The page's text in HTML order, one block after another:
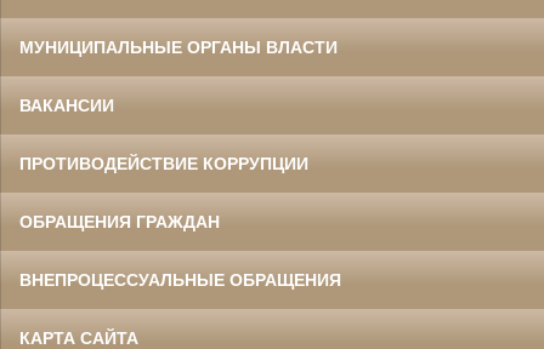
МУНИЦИПАЛЬНЫЕ ОРГАНЫ ВЛАСТИ
ВАКАНСИИ
ПРОТИВОДЕЙСТВИЕ КОРРУПЦИИ
ОБРАЩЕНИЯ ГРАЖДАН
ВНЕПРОЦЕССУАЛЬНЫЕ ОБРАЩЕНИЯ
КАРТА САЙТА